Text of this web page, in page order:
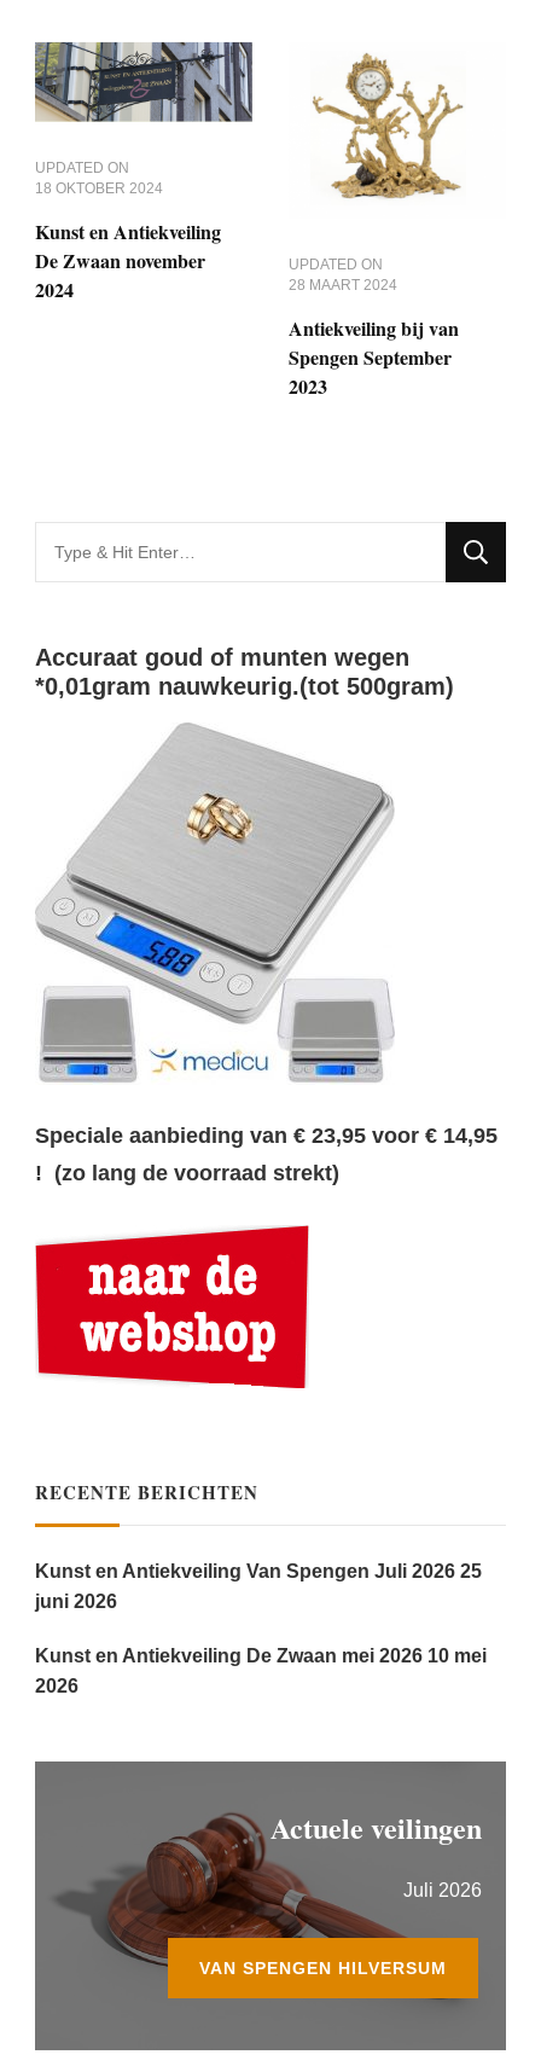
UPDATED ON
18 OKTOBER 2024
Kunst en Antiekveiling
De Zwaan november
2024
UPDATED ON
28 MAART 2024
Antiekveiling bij van
Spengen September
2023
for
Accuraat goud of munten wegen
*0,01gram nauwkeurig.(tot 500gram)
Speciale aanbieding van € 23,95 voor € 14,95
! (zo lang de voorraad strekt)
RECENTE BERICHTEN
Kunst en Antiekveiling Van Spengen Juli 2026 25
juni 2026
Kunst en Antiekveiling De Zwaan mei 2026 10 mei
2026
Actuele veilingen
Juli 2026
VAN SPENGEN HILVERSUM